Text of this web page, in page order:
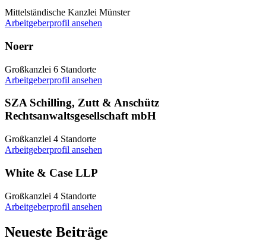
Mittelständische Kanzlei Münster
Arbeitgeberprofil ansehen
Noerr
Großkanzlei 6 Standorte
Arbeitgeberprofil ansehen
SZA Schilling, Zutt & Anschütz
Rechtsanwaltsgesellschaft mbH
Großkanzlei 4 Standorte
Arbeitgeberprofil ansehen
White & Case LLP
Großkanzlei 4 Standorte
Arbeitgeberprofil ansehen
Neueste Beiträge